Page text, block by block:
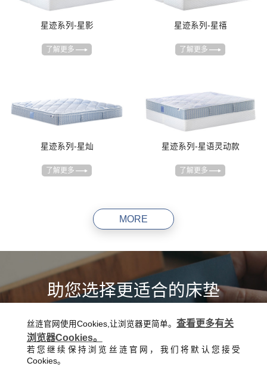
星迹系列-星影
了解更多
星迹系列-星禧
了解更多
星迹系列-星灿
了解更多
星迹系列-星语灵动款
了解更多
MORE
助您选择更适合的床垫
哪一款都想要，点击这里，带您走进美梦的世界，助您挑选更契
丝涟官网使用Cookies,让浏览器更简单。 查看更多有关
浏览器Cookies。
若您继续保持浏览丝涟官网，我们将默认您接受
Cookies。